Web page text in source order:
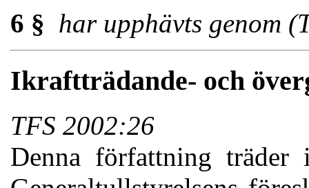
6 § har upphävts genom
Ikraftträdande- och
TFS 2002:26
Denna författning